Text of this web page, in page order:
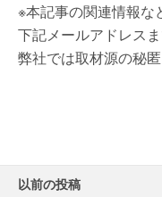
※本記事の関連情報な
下記メールアドレス
弊社では取材源の秘
以前の投稿